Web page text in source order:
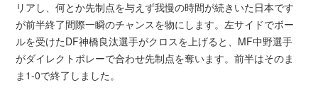
リアし、何とか先制点を与えず我慢の時間が続きいた日本です
が前半終了間際一瞬のチャンスを物にします。左サイドでボー
ルを受けたDF神橋良汰選手がクロスを上げると、MF中野選手
がダイレクトボレーで合わせ先制点を奪います。前半はそのま
ま1-0で終了しました。